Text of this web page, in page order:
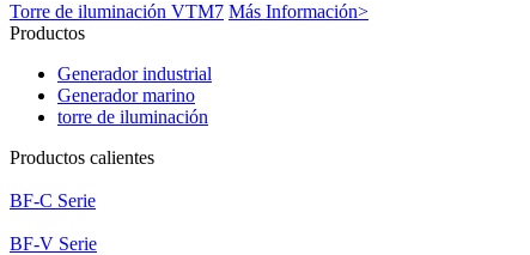
Torre de iluminación VTM7 Más Información>
Productos
Generador industrial
Generador marino
torre de iluminación
Productos calientes
BF-C Serie
BF-V Serie